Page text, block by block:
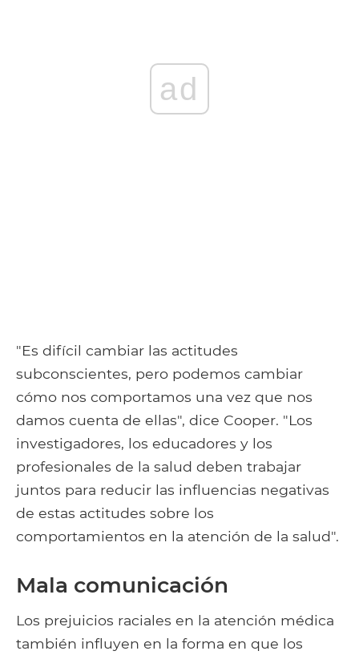
ad
"Es difícil cambiar las actitudes
subconscientes, pero podemos cambiar
cómo nos comportamos una vez que nos
damos cuenta de ellas", dice Cooper. "Los
investigadores, los educadores y los
profesionales de la salud deben trabajar
juntos para reducir las influencias negativas
de estas actitudes sobre los
comportamientos en la atención de la salud".
Mala comunicación
Los prejuicios raciales en la atención médica
también influyen en la forma en que los